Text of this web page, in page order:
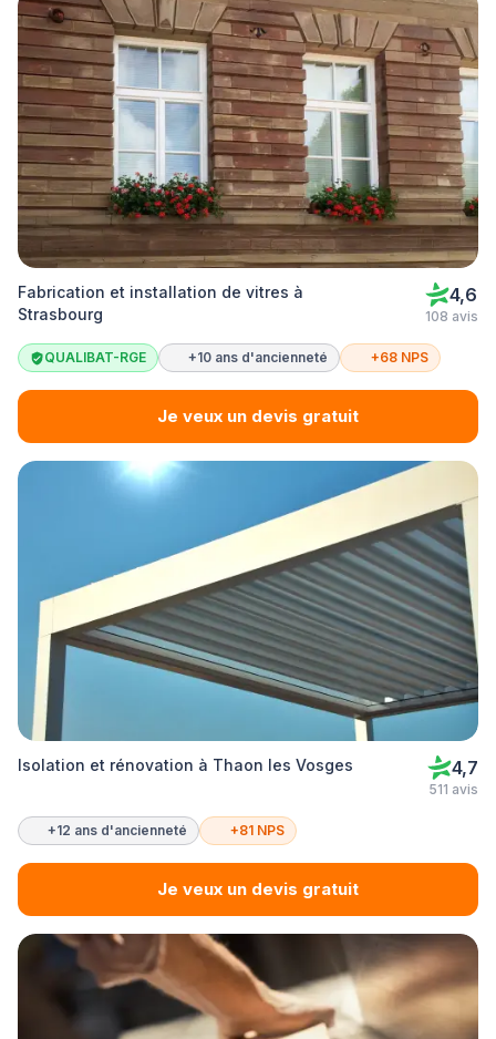
Fabrication et installation de vitres à
Strasbourg
4,6
108 avis
QUALIBAT-RGE +10 ans d'ancienneté +68 NPS
Je veux un devis gratuit
Isolation et rénovation à Thaon les Vosges 4,7
511 avis
+12 ans d'ancienneté +81 NPS
Je veux un devis gratuit